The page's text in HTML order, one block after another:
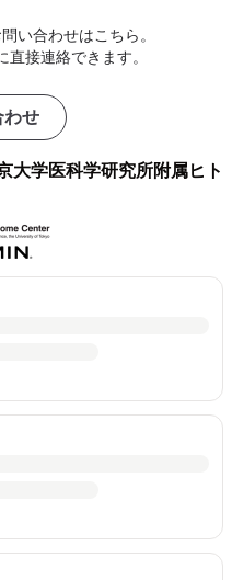
い合わせはこちら。
接連絡できます。
わせ
大学医科学研究所附属ヒト